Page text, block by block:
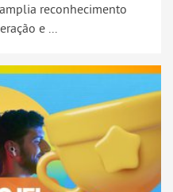
reconhecimento
e ...